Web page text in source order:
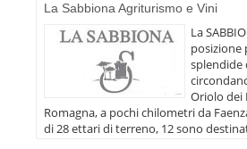
La Sabbiona Agriturismo e Vini
La
posizione
splendide
Oriolo dei
Romagna, a pochi chilometri da
di 28 ettari di terreno, 12 sono